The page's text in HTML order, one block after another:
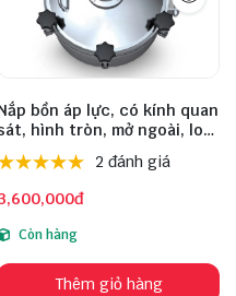
bồn áp lực, có kính quan
hình tròn, mở ngoài, loại
phổ thông, model: VVM-D
350 356 3 90 2.5 4 DN80 1-3,
size 350, inox 304
2 đánh giá
Còn hàng
Thêm giỏ hàng